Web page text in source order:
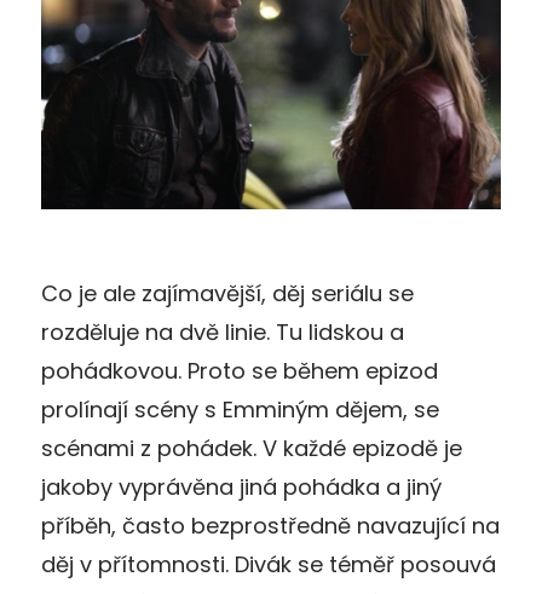
Co je ale zajímavější, děj seriálu se
rozděluje na dvě linie. Tu lidskou a
pohádkovou. Proto se během epizod
prolínají scény s Emminým dějem, se
scénami z pohádek. V každé epizodě je
jakoby vyprávěna jiná pohádka a jiný
příběh, často bezprostředně navazující na
děj v přítomnosti. Divák se téměř posouvá